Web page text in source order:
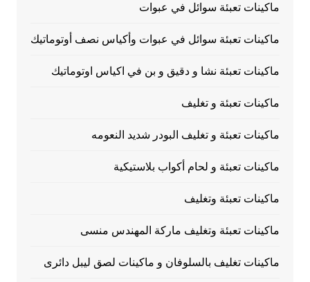
ماكينات تعبئة سوائل في عبوات
ماكينات تعبئة سوائل في عبوات وأكياس نصف أوتوماتيك
ماكينات تعبئة نشا و دقيق و بن في اكياس اوتوماتيك
ماكينات تعبئة و تغليف
ماكينات تعبئة و تغليف البودر شديد النعومه
ماكينات تعبئة و لحام أكواب بلاستيكية
ماكينات تعبئة وتغليف
ماكينات تعبئة وتغليف ماركة المهندس منسى
ماكينات تغليف بالسلوفان و ماكينات لصق ليبل دائرى